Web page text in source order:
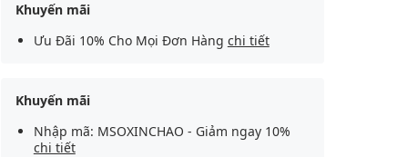
Khuyến mãi
Ưu Đãi 10% Cho Mọi Đơn Hàng chi tiết
Khuyến mãi
Nhập mã: MSOXINCHAO - Giảm ngay 10%
chi tiết